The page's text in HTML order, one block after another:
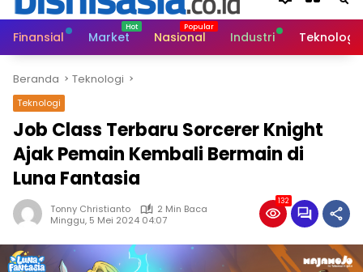
Finansial Market Nasional Industri Teknologi
Beranda Teknologi
Teknologi
Job Class Terbaru Sorcerer Knight
Ajak Pemain Kembali Bermain di
Luna Fantasia
Tonny Christianto
2 Min Baca
Minggu, 5 Mei 2024 04:07
132